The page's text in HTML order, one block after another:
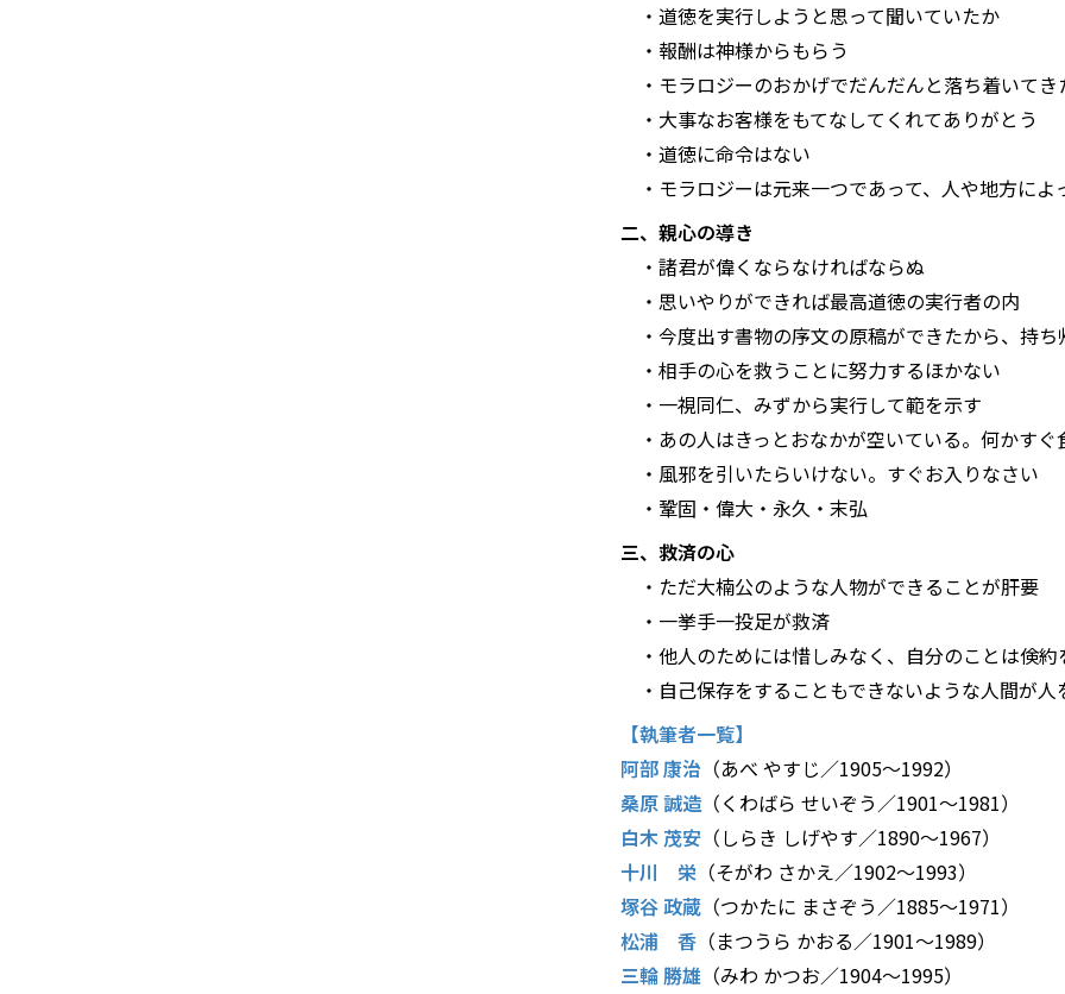
・道徳を実行しようと思って聞いていたか
・報酬は神様からもらう
・モラロジーのおかげでだんだんと落ち着いてき
・大事なお客様をもてなしてくれてありがとう
・道徳に命令はない
・モラロジーは元来一つであって、人や地方によ
二、親心の導き
・諸君が偉くならなければならぬ
・思いやりができれば最高道徳の実行者の内
・今度出す書物の序文の原稿ができたから、持ち
・相手の心を救うことに努力するほかない
・一視同仁、みずから実行して範を示す
・あの人はきっとおなかが空いている。何かす
・風邪を引いたらいけない。すぐお入りなさい
・鞏固・偉大・永久・末弘
三、救済の心
・ただ大楠公のような人物ができることが肝要
・一挙手一投足が救済
・他人のためには惜しみなく、自分のことは倹約
・自己保存をすることもできないような人間が人
【執筆者一覧】
阿部 康治 （あべ やすじ／1905〜1992）
桑原 誠造（くわばら せいぞう／1901〜1981）
白木 茂安 （しらき しげやす／1890〜1967）
十川 栄 （そがわ さかえ／1902〜1993）
塚谷 政蔵 （つかたに まさぞう／1885〜1971）
松浦 香 （まつうら かおる／1901〜1989）
三輪 勝雄 （みわ かつお／1904〜1995）